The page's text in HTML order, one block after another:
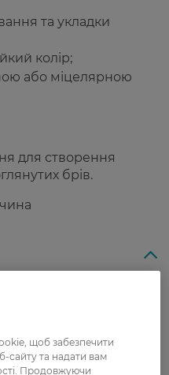
та укладки
колір;
або міцелярною
для створення
брів.
щоб забезпечити
сайту та надати вам
Продовжуючи